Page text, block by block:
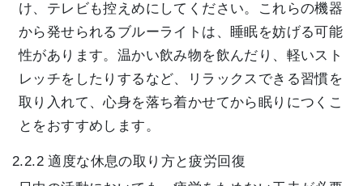
け、テレビも控えめにしてください。これらの機器
から発せられるブルーライトは、睡眠を妨げる可能
性があります。温かい飲み物を飲んだり、軽いスト
レッチをしたりするなど、リラックスできる習慣を
取り入れて、心身を落ち着かせてから眠りにつくこ
とをおすすめします。
2.2.2 適度な休息の取り方と疲労回復